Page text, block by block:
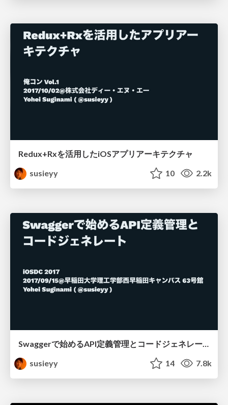
Redux+Rxを活用したiOSアプリアーキテクチャ
susieyy
10 2.2k
Swaggerで始めるAPI定義管理とコードジェネレート
susieyy
14 7.8k